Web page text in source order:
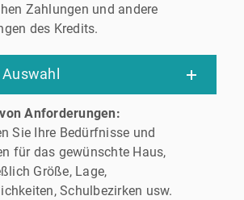
Zahlungen und andere
des Kredits.
Anforderungen:
Sie Ihre Bedürfnisse und
für das gewünschte Haus,
Größe, Lage,
Schulbezirken usw.